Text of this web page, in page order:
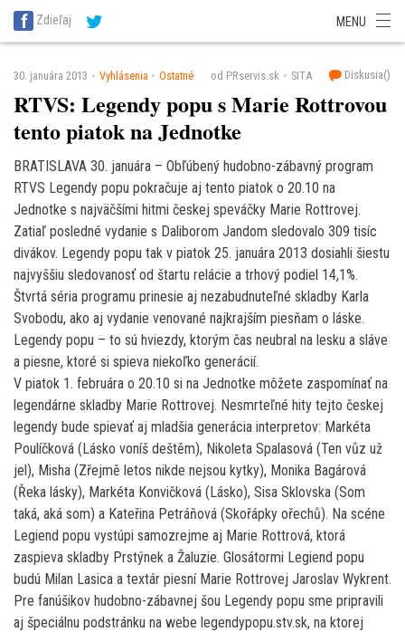
SITA Energetika
SITA Potravinárstvo
Zdieľaj MENU
30. januára 2013 Vyhlásenia Ostatné od PRservis.sk SITA Diskusia()
RTVS: Legendy popu s Marie Rottrovou
tento piatok na Jednotke
BRATISLAVA 30. januára – Obľúbený hudobno-zábavný program
RTVS Legendy popu pokračuje aj tento piatok o 20.10 na
Jednotke s najväčšími hitmi českej speváčky Marie Rottrovej.
Zatiaľ posledné vydanie s Daliborom Jandom sledovalo 309 tisíc
divákov. Legendy popu tak v piatok 25. januára 2013 dosiahli šiestu
najvyššiu sledovanosť od štartu relácie a trhový podiel 14,1%.
Štvrtá séria programu prinesie aj nezabudnuteľné skladby Karla
Svobodu, ako aj vydanie venované najkrajším piesňam o láske.
Legendy popu – to sú hviezdy, ktorým čas neubral na lesku a sláve
a piesne, ktoré si spieva niekoľko generácií.
V piatok 1. februára o 20.10 si na Jednotke môžete zaspomínať na
legendárne skladby Marie Rottrovej. Nesmrteľné hity tejto českej
legendy bude spievať aj mladšia generácia interpretov: Markéta
Poulíčková (Lásko voníš deštěm), Nikoleta Spalasová (Ten vůz už
jel), Misha (Zřejmě letos nikde nejsou kytky), Monika Bagárová
(Řeka lásky), Markéta Konvičková (Lásko), Sisa Sklovska (Som
taká, aká som) a Kateřina Petráňová (Skořápky ořechů). Na scéne
Legiend popu vystúpi samozrejme aj Marie Rottrová, ktorá
zaspieva skladby Prstýnek a Žaluzie. Glosátormi Legiend popu
budú Milan Lasica a textár piesní Marie Rottrovej Jaroslav Wykrent.
Pre fanúšikov hudobno-zábavnej šou Legendy popu sme pripravili
aj špeciálnu podstránku na webe legendypopu.stv.sk, na ktorej